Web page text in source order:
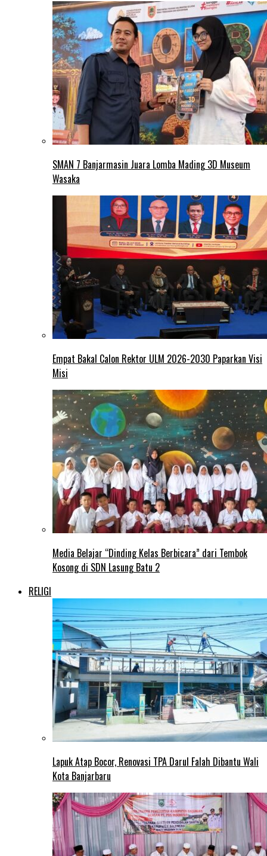
SMAN 7 Banjarmasin Juara Lomba Mading 3D Museum
Wasaka
Empat Bakal Calon Rektor ULM 2026-2030 Paparkan Visi
Misi
Media Belajar “Dinding Kelas Berbicara” dari Tembok
Kosong di SDN Lasung Batu 2
RELIGI
Lapuk Atap Bocor, Renovasi TPA Darul Falah Dibantu Wali
Kota Banjarbaru